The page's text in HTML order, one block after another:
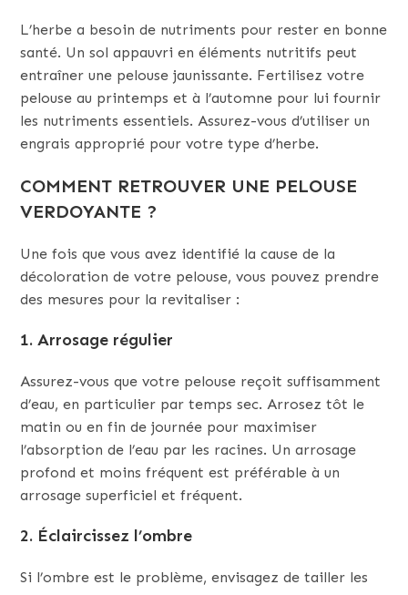
L’herbe a besoin de nutriments pour rester en bonne
santé. Un sol appauvri en éléments nutritifs peut
entraîner une pelouse jaunissante. Fertilisez votre
pelouse au printemps et à l’automne pour lui fournir
les nutriments essentiels. Assurez-vous d’utiliser un
engrais approprié pour votre type d’herbe.
COMMENT RETROUVER UNE PELOUSE
VERDOYANTE ?
Une fois que vous avez identifié la cause de la
décoloration de votre pelouse, vous pouvez prendre
des mesures pour la revitaliser :
1. Arrosage régulier
Assurez-vous que votre pelouse reçoit suffisamment
d’eau, en particulier par temps sec. Arrosez tôt le
matin ou en fin de journée pour maximiser
l’absorption de l’eau par les racines. Un arrosage
profond et moins fréquent est préférable à un
arrosage superficiel et fréquent.
2. Éclaircissez l’ombre
Si l’ombre est le problème, envisagez de tailler les